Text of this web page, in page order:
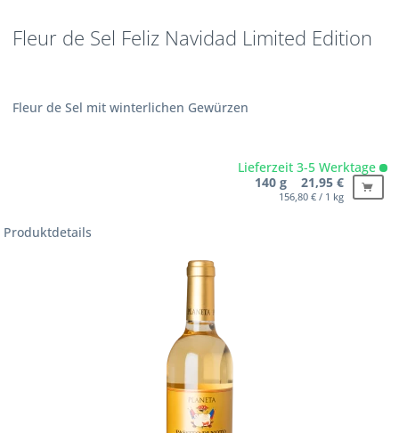
Fleur de Sel Feliz Navidad Limited Edition
Fleur de Sel mit winterlichen Gewürzen
Lieferzeit 3-5 Werktage
140 g 21,95 €
156,80 € / 1 kg
Produktdetails